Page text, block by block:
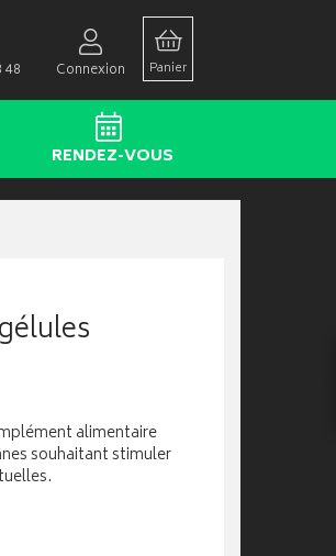
48 Connexion Panier
RENDEZ-VOUS
alimentaire
souhaitant stimuler